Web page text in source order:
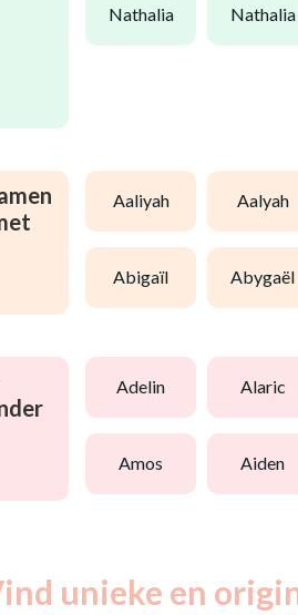
nathalia nathalia
aaliyah aalyah
abigaïl abygaël
adelin alaric
amos aiden
unieke en